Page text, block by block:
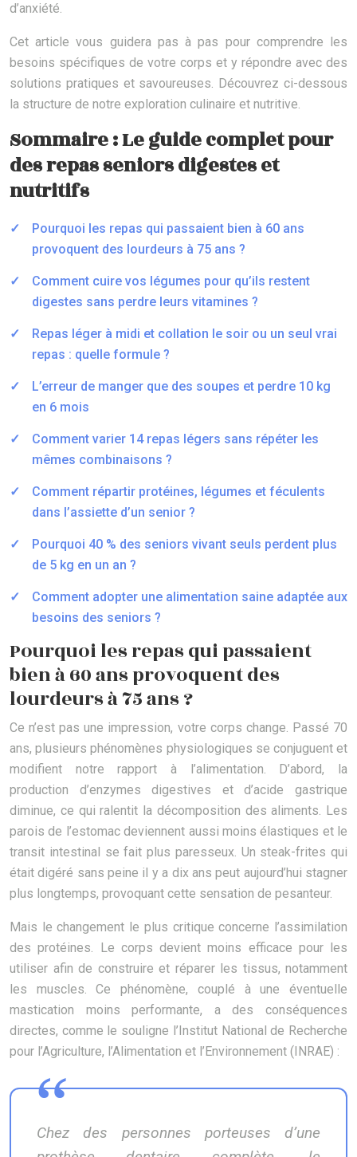
d’anxiété.
Cet article vous guidera pas à pas pour comprendre les
besoins spécifiques de votre corps et y répondre avec des
solutions pratiques et savoureuses. Découvrez ci-dessous
la structure de notre exploration culinaire et nutritive.
Sommaire : Le guide complet pour
des repas seniors digestes et
nutritifs
Pourquoi les repas qui passaient bien à 60 ans
provoquent des lourdeurs à 75 ans ?
Comment cuire vos légumes pour qu’ils restent
digestes sans perdre leurs vitamines ?
Repas léger à midi et collation le soir ou un seul vrai
repas : quelle formule ?
L’erreur de manger que des soupes et perdre 10 kg
en 6 mois
Comment varier 14 repas légers sans répéter les
mêmes combinaisons ?
Comment répartir protéines, légumes et féculents
dans l’assiette d’un senior ?
Pourquoi 40 % des seniors vivant seuls perdent plus
de 5 kg en un an ?
Comment adopter une alimentation saine adaptée aux
besoins des seniors ?
Pourquoi les repas qui passaient
bien à 60 ans provoquent des
lourdeurs à 75 ans ?
Ce n’est pas une impression, votre corps change. Passé 70
ans, plusieurs phénomènes physiologiques se conjuguent et
modifient notre rapport à l’alimentation. D’abord, la
production d’enzymes digestives et d’acide gastrique
diminue, ce qui ralentit la décomposition des aliments. Les
parois de l’estomac deviennent aussi moins élastiques et le
transit intestinal se fait plus paresseux. Un steak-frites qui
était digéré sans peine il y a dix ans peut aujourd’hui stagner
plus longtemps, provoquant cette sensation de pesanteur.
Mais le changement le plus critique concerne l’assimilation
des protéines. Le corps devient moins efficace pour les
utiliser afin de construire et réparer les tissus, notamment
les muscles. Ce phénomène, couplé à une éventuelle
mastication moins performante, a des conséquences
directes, comme le souligne l’Institut National de Recherche
pour l’Agriculture, l’Alimentation et l’Environnement (INRAE) :
Chez des personnes porteuses d’une